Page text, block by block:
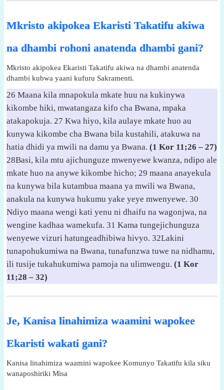
Mkristo akipokea Ekaristi Takatifu akiwa
na dhambi rohoni anatenda dhambi gani?
Mkristo akipokea Ekaristi Takatifu akiwa na dhambi anatenda
dhambi kubwa yaani kufuru Sakramenti.
26 Maana kila mnapokula mkate huu na kukinywa
kikombe hiki, mwatangaza kifo cha Bwana, mpaka
atakapokuja. 27 Kwa hiyo, kila aulaye mkate huo au
kunywa kikombe cha Bwana bila kustahili, atakuwa na
hatia dhidi ya mwili na damu ya Bwana. (1 Kor 11;26 – 27)
28Basi, kila mtu ajichunguze mwenyewe kwanza, ndipo ale
mkate huo na anywe kikombe hicho; 29 maana anayekula
na kunywa bila kutambua maana ya mwili wa Bwana,
anakula na kunywa hukumu yake yeye mwenyewe. 30
Ndiyo maana wengi kati yenu ni dhaifu na wagonjwa, na
wengine kadhaa wamekufa. 31 Kama tungejichunguza
wenyewe vizuri hatungeadhibiwa hivyo. 32Lakini
tunapohukumiwa na Bwana, tunafunzwa tuwe na nidhamu,
ili tusije tukahukumiwa pamoja na ulimwengu. (1 Kor
11;28 – 32)
Je, Kanisa linahimiza waamini wapokee
Ekaristi wakati gani?
Kanisa linahimiza waamini wapokee Komunyo Takatifu kila siku
wanaposhiriki Misa